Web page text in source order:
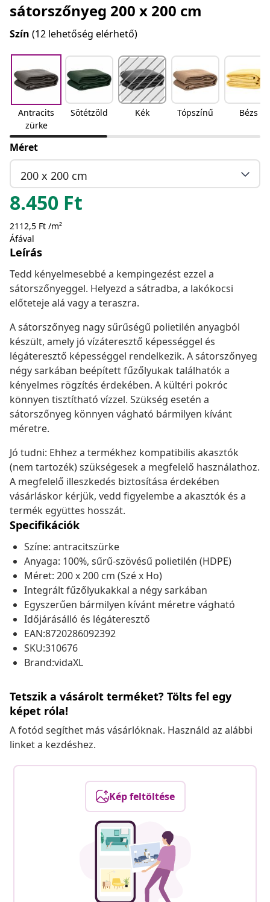
sátorszőnyeg 200 x 200 cm
Szín (12 lehetőség elérhető)
Antracits
zürke
Sötétzöld Kék Tópszínű Bézs
Méret
200 x 200 cm
8.450 Ft
2112,5 Ft /m²
Áfával
Leírás
Tedd kényelmesebbé a kempingezést ezzel a
sátorszőnyeggel. Helyezd a sátradba, a lakókocsi
előteteje alá vagy a teraszra.
A sátorszőnyeg nagy sűrűségű polietilén anyagból
készült, amely jó vízáteresztő képességgel és
légáteresztő képességgel rendelkezik. A sátorszőnyeg
négy sarkában beépített fűzőlyukak találhatók a
kényelmes rögzítés érdekében. A kültéri pokróc
könnyen tisztítható vízzel. Szükség esetén a
sátorszőnyeg könnyen vágható bármilyen kívánt
méretre.
Jó tudni: Ehhez a termékhez kompatibilis akasztók
(nem tartozék) szükségesek a megfelelő használathoz.
A megfelelő illeszkedés biztosítása érdekében
vásárláskor kérjük, vedd figyelembe a akasztók és a
termék együttes hosszát.
Specifikációk
Színe: antracitszürke
Anyaga: 100%, sűrű-szövésű polietilén (HDPE)
Méret: 200 x 200 cm (Szé x Ho)
Integrált fűzőlyukakkal a négy sarkában
Egyszerűen bármilyen kívánt méretre vágható
Időjárásálló és légáteresztő
EAN:8720286092392
SKU:310676
Brand:vidaXL
Tetszik a vásárolt terméket? Tölts fel egy
képet róla!
A fotód segíthet más vásárlóknak. Használd az alábbi
linket a kezdéshez.
Kép feltöltése